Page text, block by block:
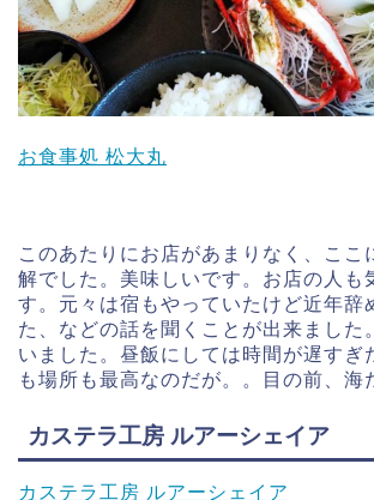
お食事処 松大丸
このあたりにお店があまりなく、ここ
解でした。美味しいです。お店の人も
す。元々は宿もやっていたけど近年辞
た、などの話を聞くことが出来ました
いました。昼飯にしては時間が遅すぎ
も場所も最高なのだが。。目の前、海
カステラ工房 ルアーシェイア
カステラ工房 ルアーシェイア